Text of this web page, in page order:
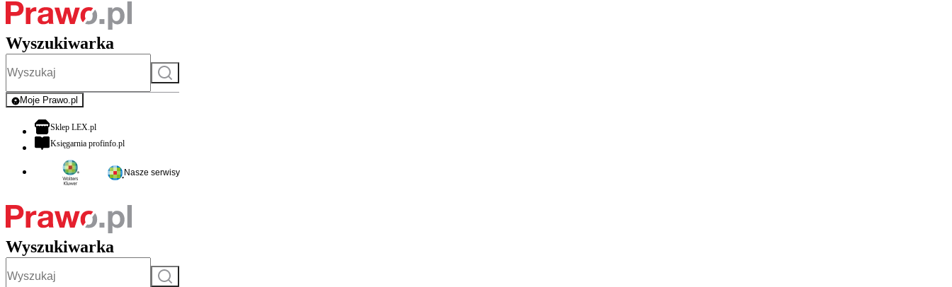
Wyszukiwarka
Szukaj
Moje Prawo.pl
- rejestracja i logowanie do serwisu
Sklep LEX.plotwiera się w nowej karcie
Księgarnia profinfo.plotwiera się w nowej karcie
Nasze serwisy
Wyszukiwarka
Szukaj